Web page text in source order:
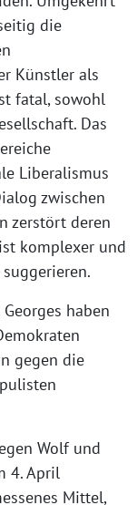
die
Künstler als
fatal, sowohl
Das
Liberalismus
zwischen
zerstört deren
komplexer und
haben
gegen die
Wolf und
4. April
Mittel,